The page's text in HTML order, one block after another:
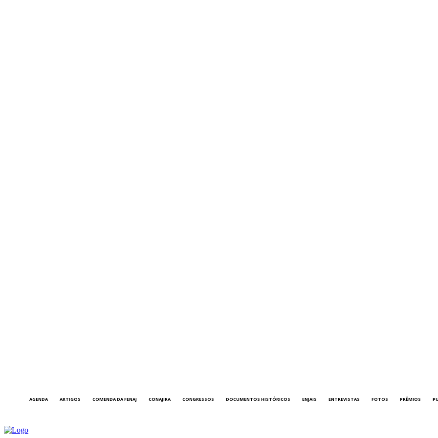
AGENDA ARTIGOS COMENDA DA FENAJ CONAJIRA CONGRESSOS DOCUMENTOS HISTÓRICOS ENJAIS ENTREVISTAS FOTOS PRÊMIOS